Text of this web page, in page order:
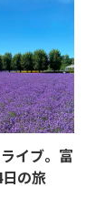
イブ。富
の旅